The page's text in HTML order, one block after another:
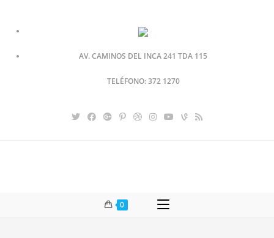
AV. CAMINOS DEL INCA 241 TDA 115
TELÉFONO: 372 1270
0